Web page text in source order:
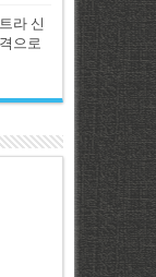
라 신
으로